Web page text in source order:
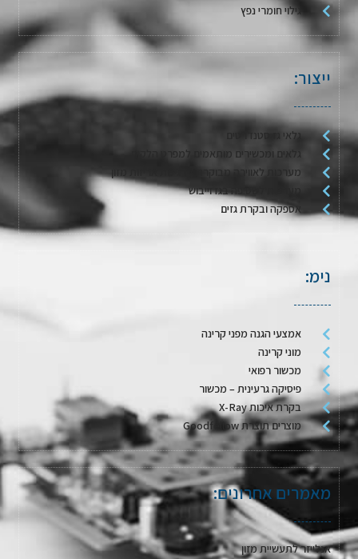
גילוי חומרי נפץ
ייצור:
גלאי גז סטנדרטים
גלאים ומכשירים מותאמים למפרט הלקוח
מערכות לאווירה מבוקרת / דגימת אריזות מזון
מערכות לשטיפה בגז וייבוש
אספקה ובקרת גזים
נימ:
אמצעי הגנה מפני קרינה
מוני קרינה
מכשור רפואי
פיסיקה גרעינית – מכשור
בקרת איכות X-Ray
מוצרים תוצרת Goodfellow
מאמרים אחרונים:
אנלייזר לתעשיית מזון